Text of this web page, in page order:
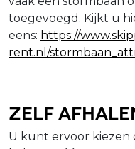
toegevoegd. Kijkt u
eens: https://
rent.nl/
Zelf
U kunt ervoor kiezen